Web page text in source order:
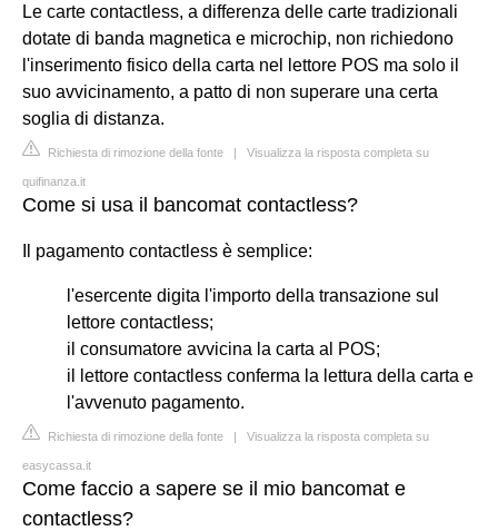
Le carte contactless, a differenza delle carte tradizionali
dotate di banda magnetica e microchip, non richiedono
l'inserimento fisico della carta nel lettore POS ma solo il
suo avvicinamento, a patto di non superare una certa
soglia di distanza.
Richiesta di rimozione della fonte | Visualizza la risposta completa su
quifinanza.it
Come si usa il bancomat contactless?
Il pagamento contactless è semplice:
l'esercente digita l'importo della transazione sul
lettore contactless;
il consumatore avvicina la carta al POS;
il lettore contactless conferma la lettura della carta e
l'avvenuto pagamento.
Richiesta di rimozione della fonte | Visualizza la risposta completa su
easycassa.it
Come faccio a sapere se il mio bancomat e
contactless?